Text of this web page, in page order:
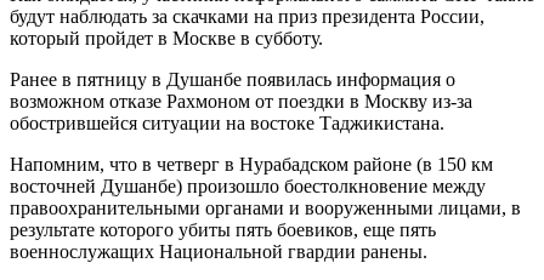
будут наблюдать за скачками на приз президента России,
который пройдет в Москве в субботу.
Ранее в пятницу в Душанбе появилась информация о
возможном отказе Рахмоном от поездки в Москву из-за
обострившейся ситуации на востоке Таджикистана.
Напомним, что в четверг в Нурабадском районе (в 150 км
восточней Душанбе) произошло боестолкновение между
правоохранительными органами и вооруженными лицами, в
результате которого убиты пять боевиков, еще пять
военнослужащих Национальной гвардии ранены.